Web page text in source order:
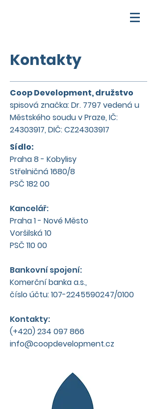
Kontakty
Coop Development, družstvo
spisová značka: Dr. 7797 vedená u
Městského soudu v Praze, IČ:
24303917, DIČ: CZ24303917
Sídlo:
Praha 8 - Kobylisy
Střelničná 1680/8
PSČ 182 00
Kancelář:
Praha 1 - Nové Město
Voršilská 10
PSČ 110 00
Bankovní spojení:
Komerční banka a.s.,
číslo účtu: 107-2245590247/0100
Kontakty:
(+420)234 097 866
info@coopdevelopment.cz